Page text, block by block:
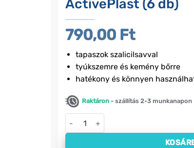
ActivePlast (6 db)
790,00 Ft
tapaszok szalicilsavval
tyúkszemre és kemény bőrre
hatékony és könnyen
Raktáron - szállítás 2-3 munkanapon
Tyúkszem eltávolító tapasz